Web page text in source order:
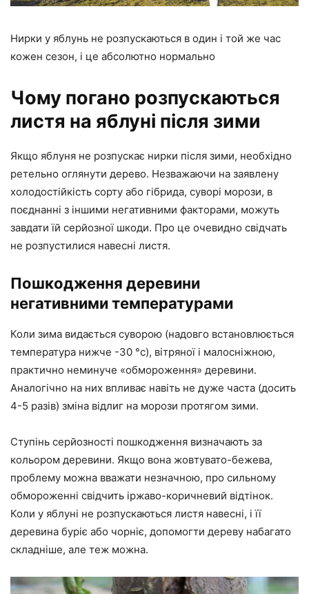
Нирки у яблунь не розпускаються в один і той же час
кожен сезон, і це абсолютно нормально
Чому погано розпускаються
листя на яблуні після зими
Якщо яблуня не розпускає нирки після зими, необхідно
ретельно оглянути дерево. Незважаючи на заявлену
холодостійкість сорту або гібрида, суворі морози, в
поєднанні з іншими негативними факторами, можуть
завдати їй серйозної шкоди. Про це очевидно свідчать
не розпустилися навесні листя.
Пошкодження деревини
негативними температурами
Коли зима видається суворою (надовго встановлюється
температура нижче -30 °с), вітряної і малосніжною,
практично неминуче «обмороження» деревини.
Аналогічно на них впливає навіть не дуже часта (досить
4-5 разів) зміна відлиг на морози протягом зими.
Ступінь серйозності пошкодження визначають за
кольором деревини. Якщо вона жовтувато-бежева,
проблему можна вважати незначною, про сильному
обмороженні свідчить іржаво-коричневий відтінок.
Коли у яблуні не розпускаються листя навесні, і її
деревина буріє або чорніє, допомогти дереву набагато
складніше, але теж можна.